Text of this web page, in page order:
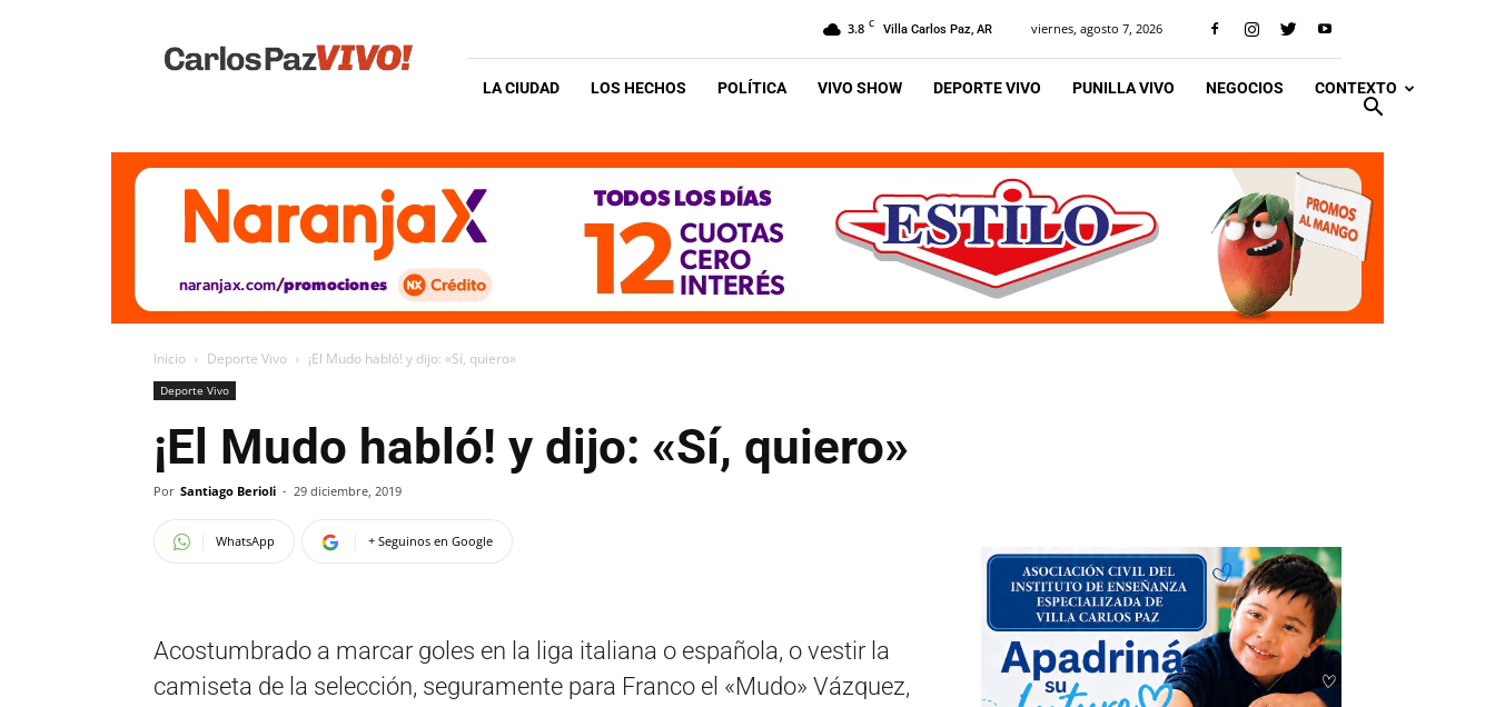
Vivo
3.8 C Villa Carlos Paz, AR viernes, agosto 7, 2026
LA CIUDAD LOS HECHOS POLÍTICA VIVO SHOW DEPORTE VIVO PUNILLA VIVO NEGOCIOS CONTEXTO
Inicio Deporte Vivo ¡El Mudo habló! y dijo: «Sí, quiero»
Deporte Vivo
¡El Mudo habló! y dijo: «Sí, quiero»
Por Santiago Berioli - 29 diciembre, 2019
WhatsApp + Seguinos en Google
Acostumbrado a marcar goles en la liga italiana o española, o vestir la
camiseta de la selección, seguramente para Franco el «Mudo» Vázquez,